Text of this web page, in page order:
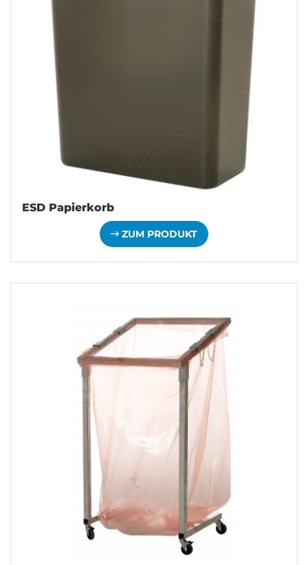
ESD Papierkorb
ZUM PRODUKT